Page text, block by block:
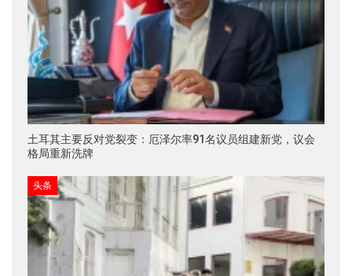
土耳其主要反对党裂变：厄泽尔率91名议员组建新党，议会
格局重新洗牌
头条